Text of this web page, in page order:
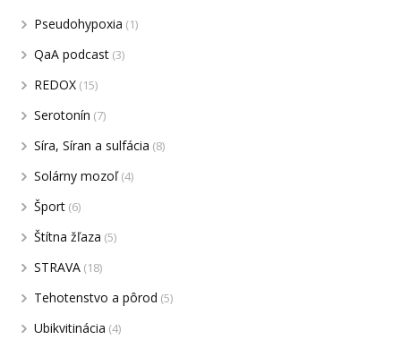
Pseudohypoxia (1)
QaA podcast (3)
REDOX (15)
Serotonín (7)
Síra, Síran a sulfácia (8)
Solárny mozoľ(4)
Šport (6)
Štítna žľaza (5)
STRAVA (18)
Tehotenstvo a pôrod (5)
Ubikvitinácia (4)